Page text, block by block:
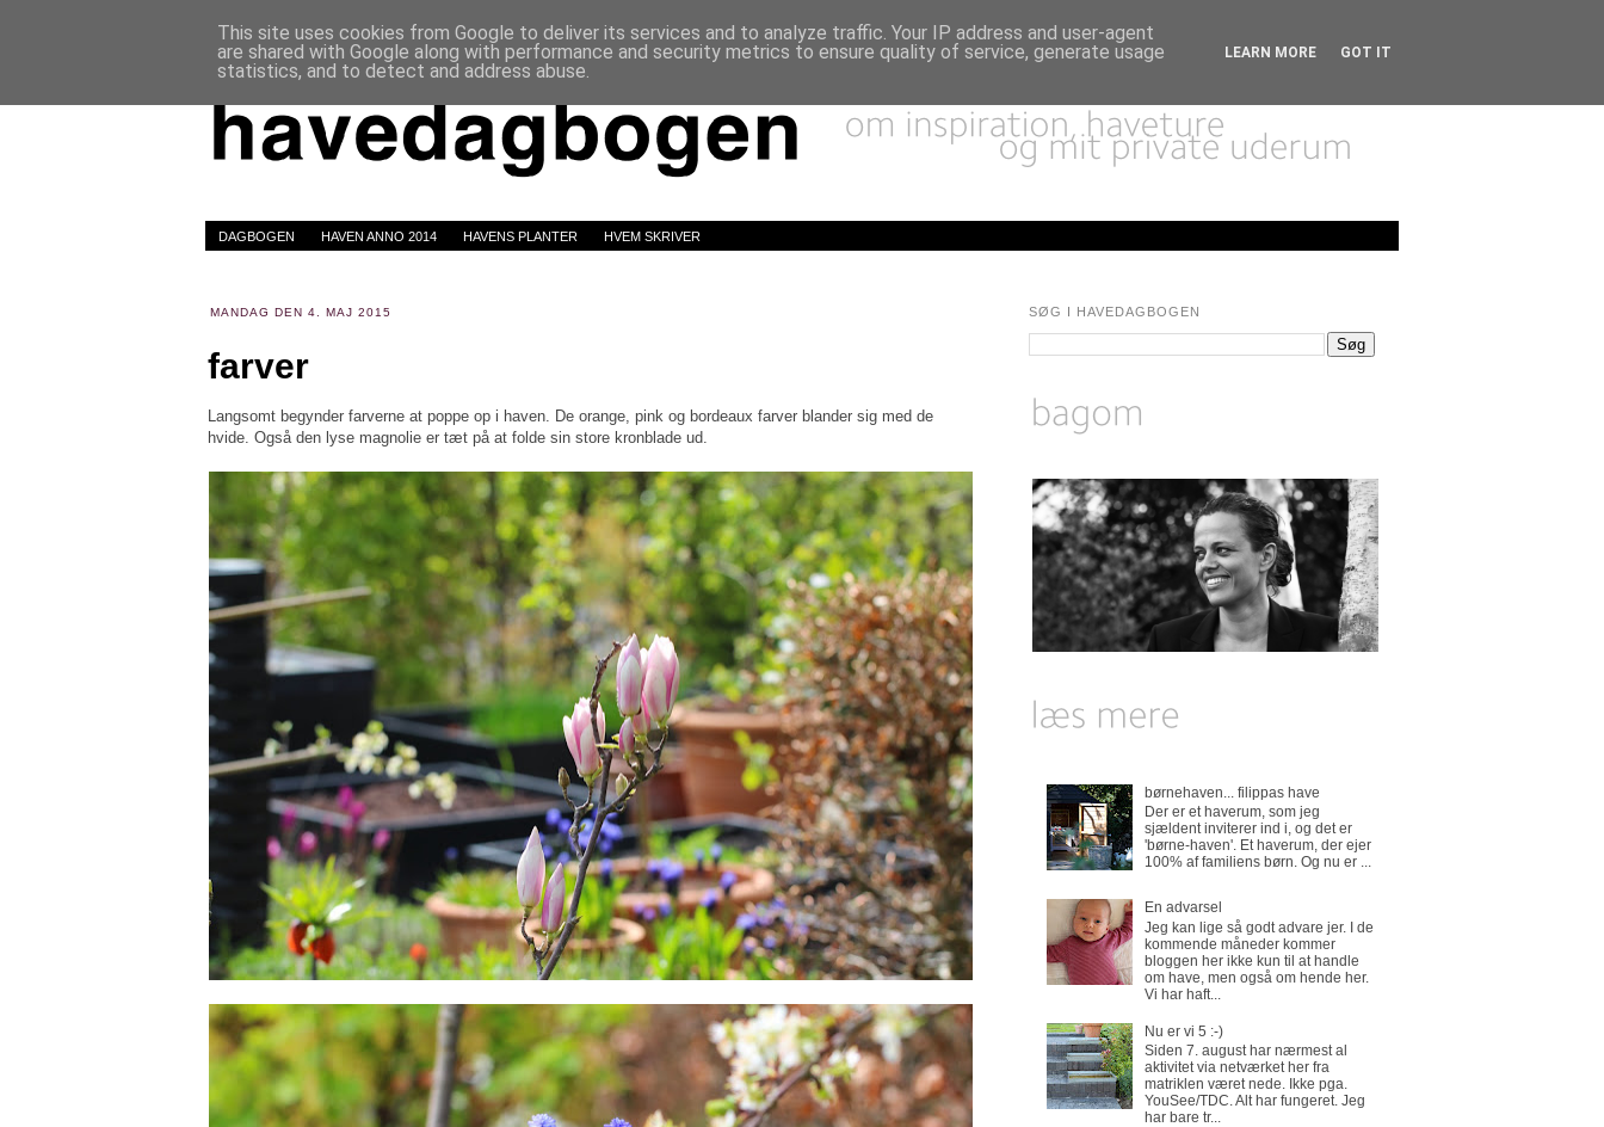
DAGBOGEN HAVEN ANNO 2014 HAVENS PLANTER HVEM SKRIVER
MANDAG DEN 4. MAJ 2015
farver
Langsomt begynder farverne at poppe op i haven. De orange, pink og bordeaux farver blander sig med de
hvide. Også den lyse magnolie er tæt på at folde sin store kronblade ud.
SØG I HAVEDAGBOGEN
børnehaven... filippas have
Der er et haverum, som jeg
sjældent inviterer ind i, og det er
'børne-haven'. Et haverum, der ejer
100% af familiens børn. Og nu er ...
En advarsel
Jeg kan lige så godt advare jer. I de
kommende måneder kommer
bloggen her ikke kun til at handle
om have, men også om hende her.
Vi har haft...
Nu er vi 5 :-)
Siden 7. august har nærmest al
aktivitet via netværket her fra
matriklen været nede. Ikke pga.
YouSee/TDC. Alt har fungeret. Jeg
har bare tr...
This site uses cookies from Google to deliver its services and to analyze traffic. Your IP address and user-agent
are shared with Google along with performance and security metrics to ensure quality of service, generate usage
statistics, and to detect and address abuse.
LEARN MORE GOT IT